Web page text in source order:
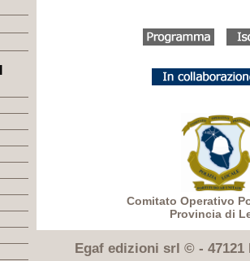
Comitato Operativo
Provincia di
Egaf edizioni srl © - 47121